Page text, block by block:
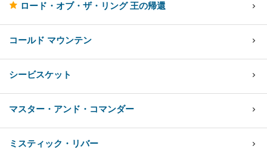
ロード・オブ・ザ・リング 王の帰還
コールド マウンテン
シービスケット
マスター・アンド・コマンダー
ミスティック・リバー